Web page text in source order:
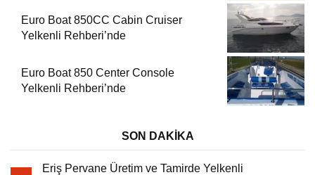
Euro Boat 850CC Cabin Cruiser
Yelkenli Rehberi’nde
Euro Boat 850 Center Console
Yelkenli Rehberi’nde
SON DAKİKA
Eriş Pervane Üretim ve Tamirde Yelkenli